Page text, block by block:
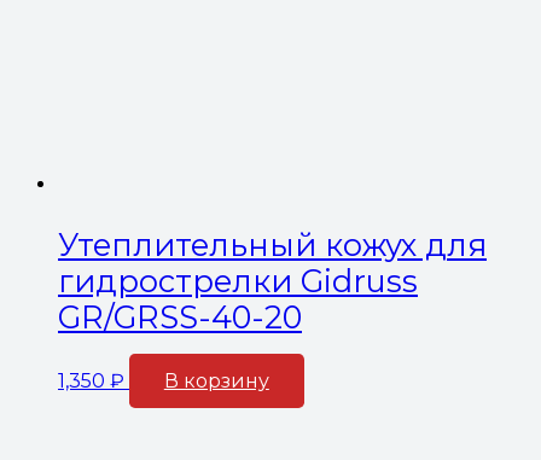
Утеплительный кожух для
гидрострелки Gidruss
GR/GRSS-40-20
1,350 ₽ В корзину